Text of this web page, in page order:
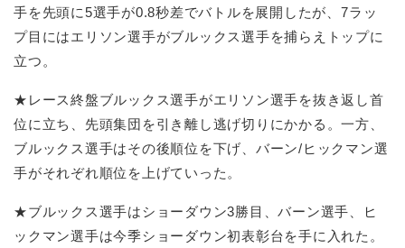
手を先頭に5選手が0.8秒差でバトルを展開したが、7ラッ
プ目にはエリソン選手がブルックス選手を捕らえトップに
立つ。
★レース終盤ブルックス選手がエリソン選手を抜き返し首
位に立ち、先頭集団を引き離し逃げ切りにかかる。一方、
ブルックス選手はその後順位を下げ、バーン/ヒックマン選
手がそれぞれ順位を上げていった。
★ブルックス選手はショーダウン3勝目、バーン選手、ヒ
ックマン選手は今季ショーダウン初表彰台を手に入れた。